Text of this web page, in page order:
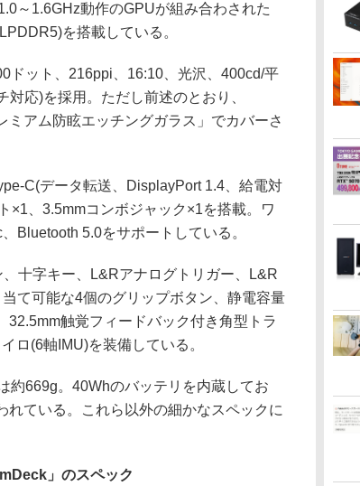
～1.6GHz動作のGPUが組み合わされた
を搭載している。
ット、216ppi、16:10、光沢、400cd/平
応)を採用。ただし前述のとおり、
アム防眩エッチングガラス」でカバーさ
C(データ転送、DisplayPort 1.4、給電対
×1、3.5mmコンボジャック×1を搭載。ワ
Bluetooth 5.0をサポートしている。
十字キー、L&Rアナログトリガー、L&R
て可能な4個のグリップボタン、静電容量
触覚フィードバック付き角型トラ
ロ(6軸IMU)を装備している。
669g。40Whのバッテリを内蔵してお
れている。これら以外の細かなスペックに
」のスペック